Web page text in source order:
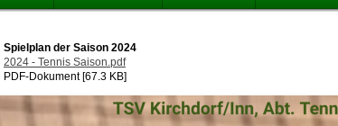
Spielplan der Saison 2024
2024 - Tennis Saison.pdf
PDF-Dokument [67.3 KB]